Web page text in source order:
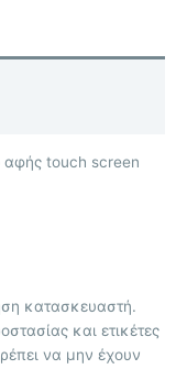
αφής touch screen
κατασκευαστή.
και ετικέτες
να μην έχουν